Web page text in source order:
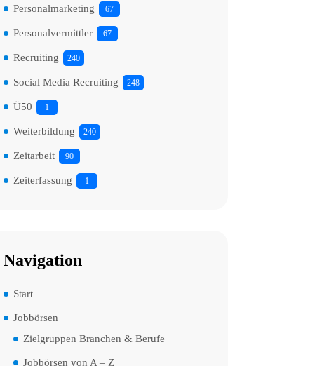
Personalmarketing 67
Personalvermittler 67
Recruiting 240
Social Media Recruiting 248
Ü50 1
Weiterbildung 240
Zeitarbeit 90
Zeiterfassung 1
Navigation
Start
Jobbörsen
Zielgruppen Branchen & Berufe
Jobbörsen von A – Z